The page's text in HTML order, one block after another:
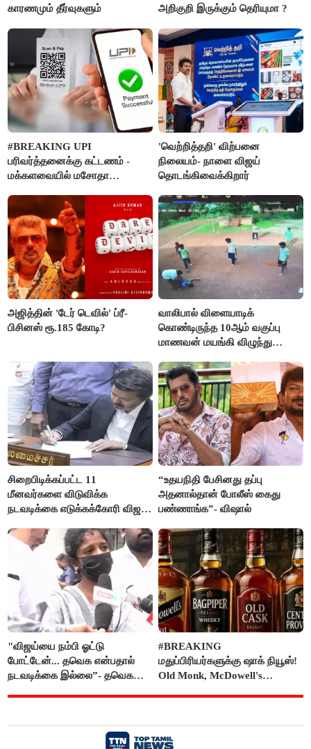
காரணமும் தீர்வுகளும்
அறிகுறி இருக்கும் தெரியுமா ?
#BREAKING UPI
பரிவர்த்தனைக்கு கட்டணம் -
மக்களவையில் மசோதா
'வெற்றித்தறி' விற்பனை
நிலையம்- நாளை விஜய்
தொடங்கிவைக்கிறார்
அஜித்தின் 'டேர் டெவில்' ப்ரீ-
பிசினஸ் ரூ.185 கோடி?
வாலிபால் விளையாடிக்
கொண்டிருந்த 10ஆம் வகுப்பு
மாணவன் மயங்கி விழுந்து
சிறைபிடிக்கப்பட்ட 11
மீனவர்களை விடுவிக்க
நடவடிக்கை எடுக்கக்கோரி விஜய்
“உதயநிதி பேசினது தப்பு
அதனால்தான் போலீஸ் கைது
பண்ணாங்க”- விஷால்
"விஜய்யை நம்பி ஓட்டு
போட்டேன்... தவெக என்பதால்
நடவடிக்கை இல்லை”- தவெக
#BREAKING
மதுப்பிரியர்களுக்கு ஷாக் நியூஸ்!
Old Monk, McDowell's